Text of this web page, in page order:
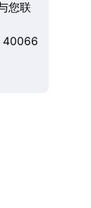
您联
40066